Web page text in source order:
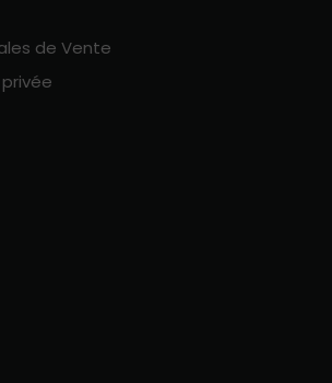
de Vente